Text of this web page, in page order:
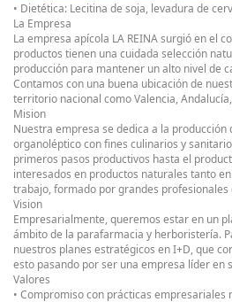
• Dietética: Lecitina de soja, levadura de
La Empresa
La empresa apícola LA REINA surgió en el
productos tienen una cuidada selección
producción para mantener un alto nivel de
Contamos con una buena ubicación de
territorio nacional como Valencia,
Mision
Nuestra empresa se dedica a la
organoléptico con fines culinarios y
primeros pasos productivos hasta el
interesados en productos naturales tanto
trabajo, formado por grandes
Vision
Empresarialmente, queremos estar en un
ámbito de la parafarmacia y herboristería.
nuestros planes estratégicos en I+D, que
esto pasando por ser una empresa líder en
Valores
• Compromiso con prácticas